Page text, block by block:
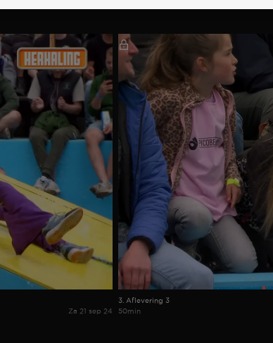
Za 21 sep 24
3. Aflevering 3
50min